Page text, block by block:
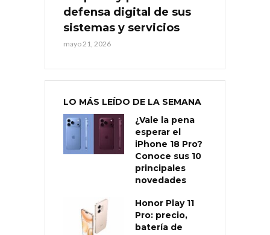
defensa digital de sus
sistemas y servicios
mayo 21, 2026
LO MÁS LEÍDO DE LA SEMANA
¿Vale la pena
esperar el
iPhone 18 Pro?
Conoce sus 10
principales
novedades
Honor Play 11
Pro: precio,
batería de